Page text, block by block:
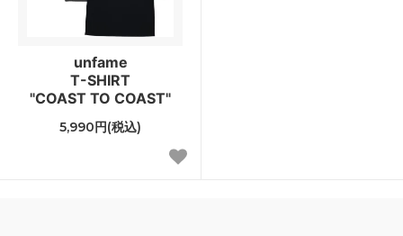
unfame
T-SHIRT
"COAST TO COAST"
5,990円(税込)